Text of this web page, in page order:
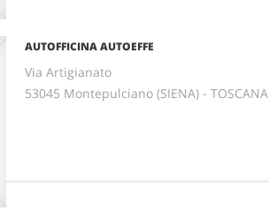
AUTOFFICINA AUTOEFFE
Via Artigianato
53045 Montepulciano (SIENA) - TOSCANA